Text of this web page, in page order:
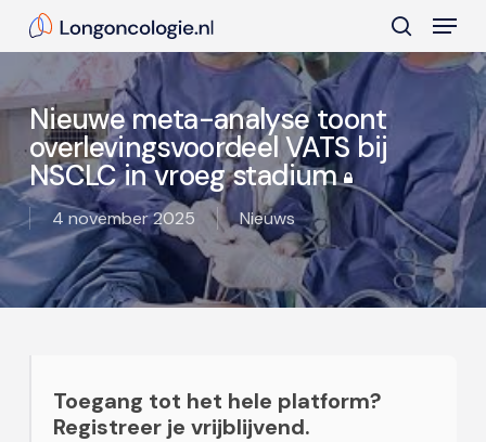
content
search
Menu
Nieuwe meta-analyse toont
overlevingsvoordeel VATS bij
NSCLC in vroeg stadium
4 november 2025 Nieuws
Toegang tot het hele platform?
Registreer je vrijblijvend.
Close